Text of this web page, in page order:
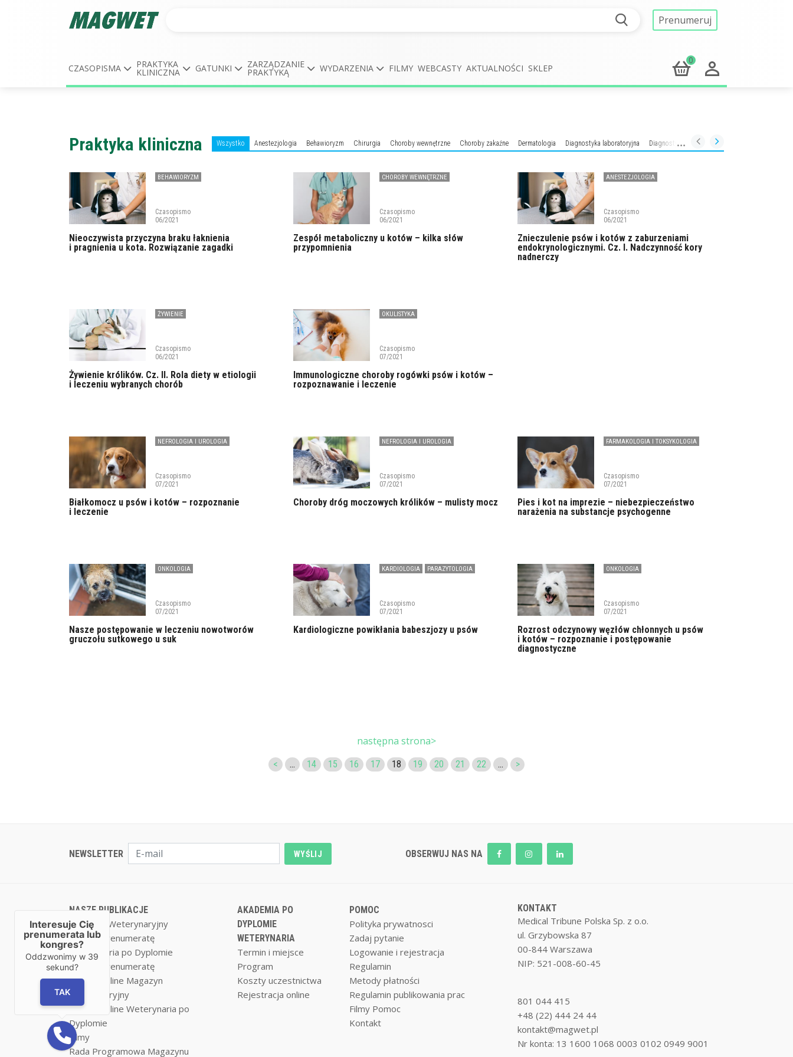
Prenumeruj
CZASOPISMA PRAKTYKA
KLINICZNA GATUNKI ZARZĄDZANIE
PRAKTYKĄ WYDARZENIA FILMY WEBCASTY AKTUALNOŚCI SKLEP
0
Praktyka kliniczna Wszystko Anestezjologia Behawioryzm Chirurgia Choroby wewnętrzne Choroby zakaźne Dermatologia Diagnostyka laboratoryjna Diagnostyka obrazowa
BEHAWIORYZM
Czasopismo
06/2021
Nieoczywista przyczyna braku łaknienia
i pragnienia u kota. Rozwiązanie zagadki
CHOROBY WEWNĘTRZNE
Czasopismo
06/2021
Zespół metaboliczny u kotów – kilka słów
przypomnienia
ANESTEZJOLOGIA
Czasopismo
06/2021
Znieczulenie psów i kotów z zaburzeniami
endokrynologicznymi. Cz. I. Nadczynność kory
nadnerczy
ŻYWIENIE
Czasopismo
06/2021
Żywienie królików. Cz. II. Rola diety w etiologii
i leczeniu wybranych chorób
OKULISTYKA
Czasopismo
07/2021
Immunologiczne choroby rogówki psów i kotów –
rozpoznawanie i leczenie
NEFROLOGIA I UROLOGIA
Czasopismo
07/2021
Białkomocz u psów i kotów – rozpoznanie
i leczenie
NEFROLOGIA I UROLOGIA
Czasopismo
07/2021
Choroby dróg moczowych królików – mulisty mocz
FARMAKOLOGIA I TOKSYKOLOGIA
Czasopismo
07/2021
Pies i kot na imprezie – niebezpieczeństwo
narażenia na substancje psychogenne
ONKOLOGIA
Czasopismo
07/2021
Nasze postępowanie w leczeniu nowotworów
gruczołu sutkowego u suk
KARDIOLOGIA PARAZYTOLOGIA
Czasopismo
07/2021
Kardiologiczne powikłania babeszjozy u psów
ONKOLOGIA
Czasopismo
07/2021
Rozrost odczynowy węzłów chłonnych u psów
i kotów – rozpoznanie i postępowanie
diagnostyczne
następna strona>
< ... 14 15 16 17 18 19 20 21 22 ... >
NEWSLETTER WYŚLIJ OBSERWUJ NAS NA
NASZE PUBLIKACJE
Magazyn Weterynaryjny
Zamów prenumeratę
Weterynaria po Dyplomie
Zamów prenumeratę
Czytaj on-line Magazyn
Weterynaryjny
Czytaj on-line Weterynaria po
Dyplomie
Filmy
Rada Programowa Magazynu
AKADEMIA PO
DYPLOMIE
WETERYNARIA
Termin i miejsce
Program
Koszty uczestnictwa
Rejestracja online
POMOC
Polityka prywatnosci
Zadaj pytanie
Logowanie i rejestracja
Regulamin
Metody płatności
Regulamin publikowania prac
Filmy Pomoc
Kontakt
KONTAKT
Medical Tribune Polska Sp. z o.o.
ul. Grzybowska 87
00-844 Warszawa
NIP: 521-008-60-45
801 044 415
+48 (22) 444 24 44
kontakt@magwet.pl
Nr konta: 13 1600 1068 0003 0102 0949 9001
Interesuje Cię
prenumerata lub
kongres?
Oddzwonimy w 39
sekund?
TAK